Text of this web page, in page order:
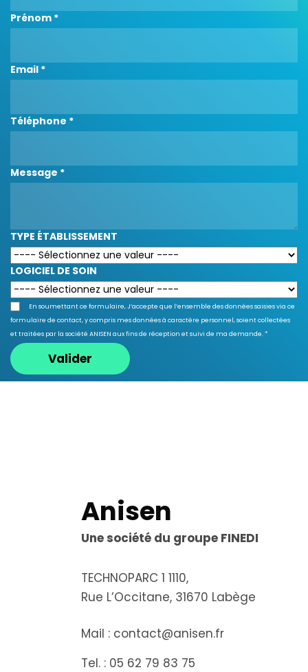
Prénom *
Email *
Téléphone *
Message *
TYPE ÉTABLISSEMENT
LOGICIEL DE SOIN
En soumettant ce formulaire, J’accepte que l’ensemble des données saisies via ce
formulaire de contact, y compris mes données à caractère personnel, soient collectées
et traitées par la société ANISEN aux fins de réception et suivi de ma demande. *
Valider
Anisen
Une société du groupe FINEDI
TECHNOPARC 1 1110,
Rue L’Occitane, 31670 Labège
Mail : contact@anisen.fr
Tel. : 05 62 79 83 75